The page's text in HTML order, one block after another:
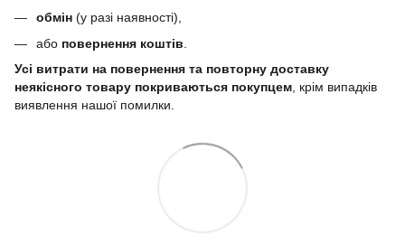
обмін (у разі наявності),
або повернення коштів
Усі витрати на повернення та повторну доставку
неякісного товару покриваються покупцем , крім випадків
виявлення нашої помилки.